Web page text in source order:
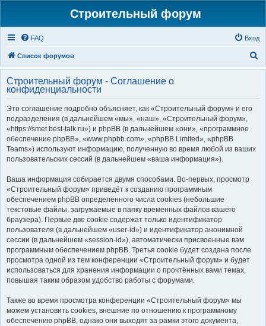
Строительный форум
FAQ Вход
Список форумов
о
с
Строительный форум - Соглашение о
конфиденциальности
Это соглашение подробно объясняет, как «Строительный форум» и его
подразделения (в дальнейшем «мы», «наш», «Строительный форум»,
«https://smet.best-talk.ru») и phpBB (в дальнейшем «они», «программное
обеспечение phpBB», «www.phpbb.com», «phpBB Limited», «phpBB
Teams») используют информацию, полученную во время любой из ваших
пользовательских сессий (в дальнейшем «ваша информация»).
Ваша информация собирается двумя способами. Во-первых, просмотр
«Строительный форум» приведёт к созданию программным
обеспечением phpBB определённого числа cookies (небольшие
текстовые файлы, загружаемые в папку временных файлов вашего
браузера). Первые две cookie содержат только идентификатор
пользователя (в дальнейшем «user-id») и идентификатор анонимной
сессии (в дальнейшем «session-id»), автоматически присвоенные вам
программным обеспечением phpBB. Третья cookie будет создана после
просмотра одной из тем конференции «Строительный форум» и будет
использоваться для хранения информации о прочтённых вами темах,
повышая таким образом удобство работы с форумами.
Также во время просмотра конференции «Строительный форум» мы
можем установить cookies, внешние по отношению к программному
обеспечению phpBB, однако они выходят за рамки этого документа,